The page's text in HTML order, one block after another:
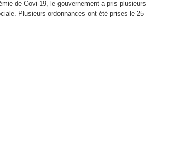
de Covi-19, le gouvernement a pris plusieurs
Plusieurs ordonnances ont été prises le 25